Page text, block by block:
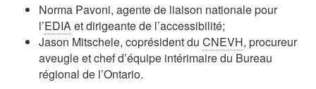
Norma Pavoni, agente de liaison nationale pour
l’EDIAet dirigeante de l’accessibilité;
Jason Mitschele, coprésident du CNEVH, procureur
aveugle et chef d’équipe intérimaire du Bureau
régional de l’Ontario.